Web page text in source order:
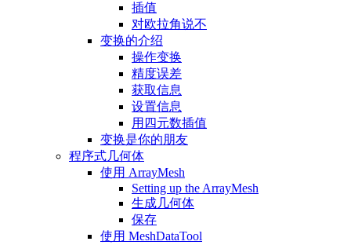
插值
对欧拉角说不
变换的介绍
操作变换
精度误差
获取信息
设置信息
用四元数插值
变换是你的朋友
程序式几何体
使用 ArrayMesh
Setting up the ArrayMesh
生成几何体
保存
使用 MeshDataTool